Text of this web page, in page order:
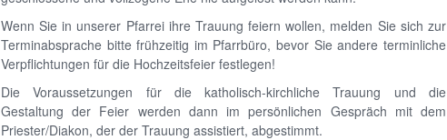
Wenn Sie in unserer Pfarrei ihre Trauung feiern wollen, melden Sie sich zur
Terminabsprache bitte frühzeitig im Pfarrbüro, bevor Sie andere terminliche
Verpflichtungen für die Hochzeitsfeier festlegen!
Die Voraussetzungen für die katholisch-kirchliche Trauung und die
Gestaltung der Feier werden dann im persönlichen Gespräch mit dem
Priester/Diakon, der der Trauung assistiert, abgestimmt.